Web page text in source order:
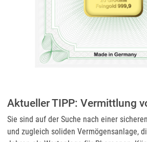
Aktueller TIPP: Vermittlung
Sie sind auf der Suche nach einer
und zugleich soliden Vermögensanlage,